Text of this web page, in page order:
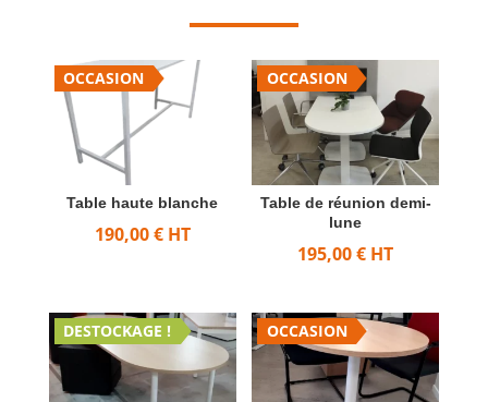
OCCASION
Table haute blanche
190,00€ HT
OCCASION
Table de réunion demi-
lune
195,00€ HT
DESTOCKAGE ! OCCASION